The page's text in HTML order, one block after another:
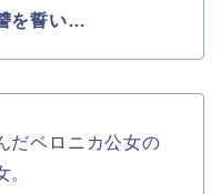
を誓い…
だベロニカ公女の